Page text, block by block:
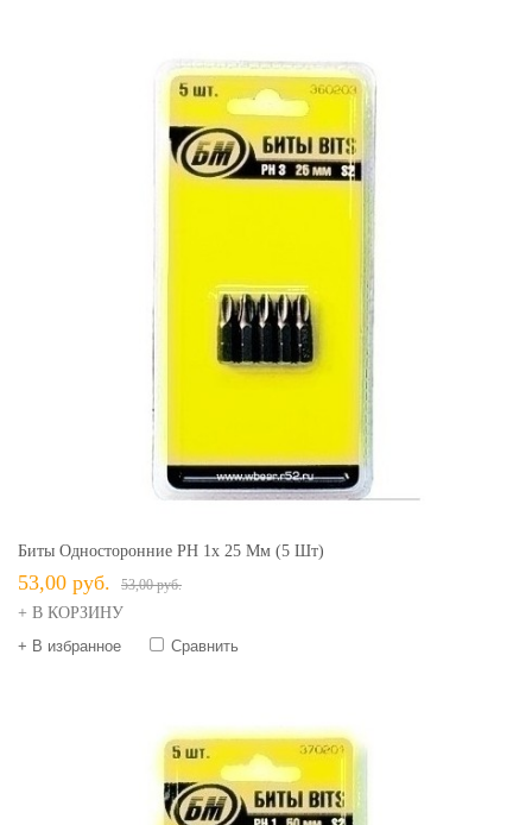
Биты Односторонние PH 1х 25 Мм (5 Шт)
53,00 руб. 53,00 руб.
+ В КОРЗИНУ
+ В избранное
Сравнить